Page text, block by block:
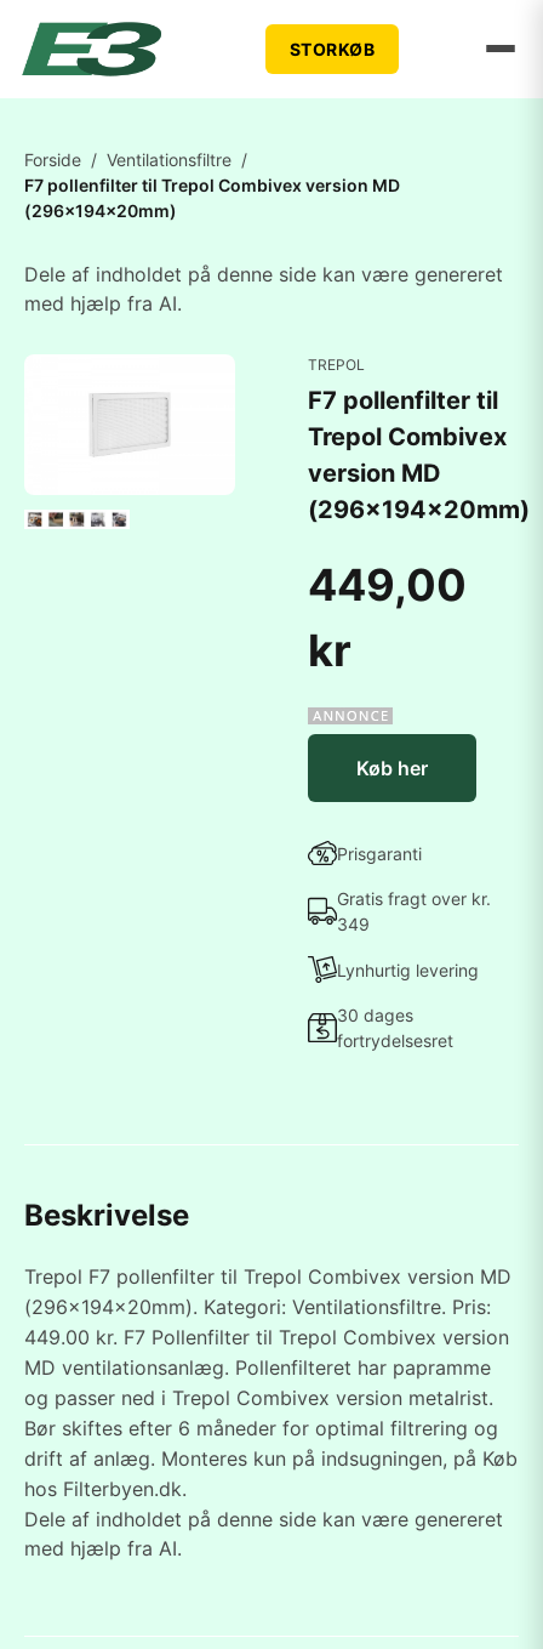
STORKØB
Forside / Ventilationsfiltre /
F7 pollenfilter til Trepol Combivex version MD
(296x194x20mm)
Dele af indholdet på denne side kan være genereret
med hjælp fra AI.
TREPOL
F7 pollenfilter til
Trepol Combivex
version MD
(296x194x20mm)
449,00
kr
Køb her
Prisgaranti
Gratis fragt over kr.
349
Lynhurtig levering
30 dages
fortrydelsesret
Beskrivelse
Trepol F7 pollenfilter til Trepol Combivex version MD
(296x194x20mm). Kategori: Ventilationsfiltre. Pris:
449.00 kr. F7 Pollenfilter til Trepol Combivex version
MD ventilationsanlæg. Pollenfilteret har papramme
og passer ned i Trepol Combivex version metalrist.
Bør skiftes efter 6 måneder for optimal filtrering og
drift af anlæg. Monteres kun på indsugningen, på Køb
hos Filterbyen.dk.
Dele af indholdet på denne side kan være genereret
med hjælp fra AI.